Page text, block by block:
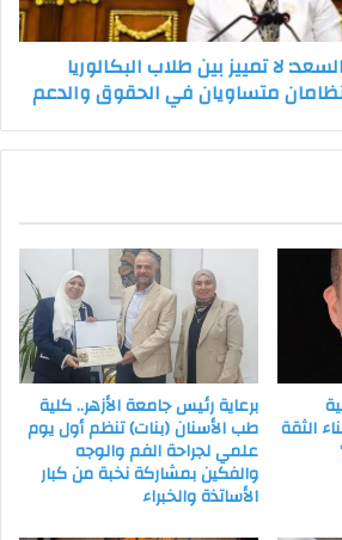
لا تمييز بين طلاب البكالوريا
متساويان في الحقوق والدعم
الثقة
برعاية رئيس جامعة الأزهر.. كلية
طب الأسنان (بنات) تنظم أول يوم
علمي لجراحة الفم والوجه
والفكين بمشاركة نخبة من كبار
الأساتذة والخبراء